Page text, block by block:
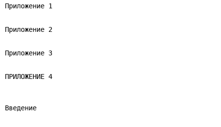
Приложение 1
Приложение 2
Приложение 3
ПРИЛОЖЕНИЕ 4
Введение